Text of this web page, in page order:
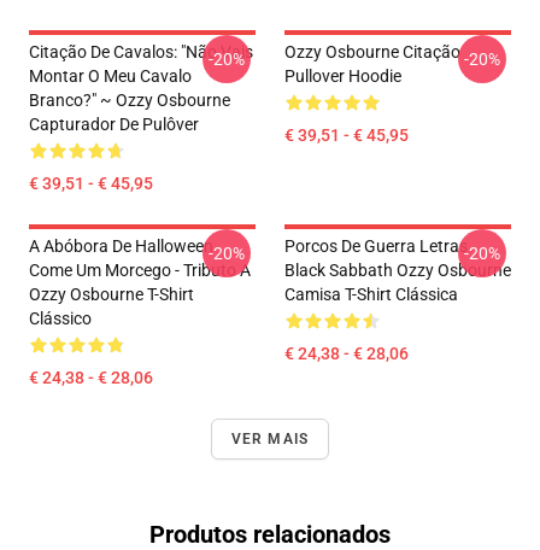
Citação De Cavalos: "Não Vais
Montar O Meu Cavalo
Branco?" ~ Ozzy Osbourne
Capturador De Pulôver
€ 39,51 - € 45,95
-20%
Ozzy Osbourne Citação
Pullover Hoodie
€ 39,51 - € 45,95
-20%
A Abóbora De Halloween
Come Um Morcego - Tributo A
Ozzy Osbourne T-Shirt
Clássico
€ 24,38 - € 28,06
-20%
Porcos De Guerra Letras
Black Sabbath Ozzy Osbourne
Camisa T-Shirt Clássica
€ 24,38 - € 28,06
-20%
VER MAIS
Produtos relacionados